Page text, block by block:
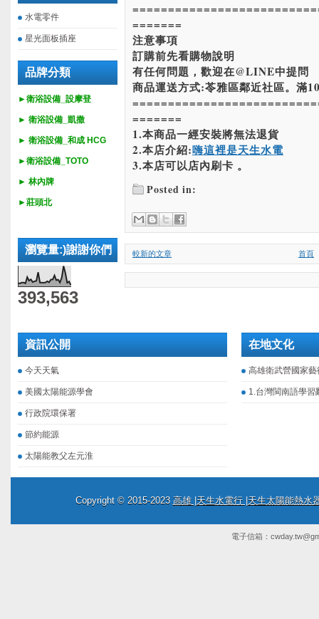
水電零件
星光面板插座
品牌分類
►衛浴設備_設摩登
► 衛浴設備_ 凱撒
► 衛浴設備_ 和成 HCG
►衛浴設備_ TOTO
► 林內牌
►莊頭北
瀏覽量:)謝謝你們
393,563
=======
注意事項
訂購前先看購物說明
有任何問題，歡迎在@LINE中提問
商品運送方式:苓雅區鄰近社區。滿
=======
1.本商品一經安裝將無法退貨
2.本店介紹:嗨這裡是天生水電
3.本店可以店內刷卡 。
Posted in:
較新的文章 首頁
資訊公開
今天天氣
美國太陽能源學會
行政院環保署
節約能源
太陽能教父左元淮
在地文化
高雄衛武營國家藝
1.台灣閩南語學習
Copyright © 2015-2023 高雄 |天生水電行 |天生太陽能熱水
電子信箱：